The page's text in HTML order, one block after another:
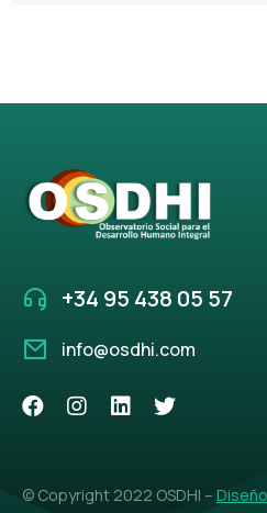
+34 95 438 05 57
info@osdhi.com
© Copyright 2022 OSDHI –